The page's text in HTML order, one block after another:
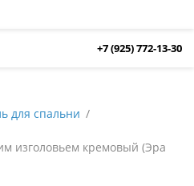
+7 (925) 772-13-30
для спальни
изголовьем кремовый (Эра